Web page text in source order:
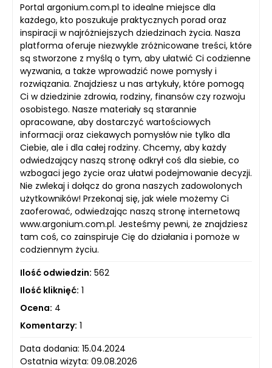
Portal argonium.com.pl to idealne miejsce dla
każdego, kto poszukuje praktycznych porad oraz
inspiracji w najróżniejszych dziedzinach życia. Nasza
platforma oferuje niezwykle zróżnicowane treści, które
są stworzone z myślą o tym, aby ułatwić Ci codzienne
wyzwania, a także wprowadzić nowe pomysły i
rozwiązania. Znajdziesz u nas artykuły, które pomogą
Ci w dziedzinie zdrowia, rodziny, finansów czy rozwoju
osobistego. Nasze materiały są starannie
opracowane, aby dostarczyć wartościowych
informacji oraz ciekawych pomysłów nie tylko dla
Ciebie, ale i dla całej rodziny. Chcemy, aby każdy
odwiedzający naszą stronę odkrył coś dla siebie, co
wzbogaci jego życie oraz ułatwi podejmowanie decyzji.
Nie zwlekaj i dołącz do grona naszych zadowolonych
użytkowników! Przekonaj się, jak wiele możemy Ci
zaoferować, odwiedzając naszą stronę internetową
www.argonium.com.pl. Jesteśmy pewni, że znajdziesz
tam coś, co zainspiruje Cię do działania i pomoże w
codziennym życiu.
Ilość odwiedzin: 562
Ilość kliknięć: 1
Ocena: 4
Komentarzy: 1
Data dodania: 15.04.2024
Ostatnia wizyta: 09.08.2026